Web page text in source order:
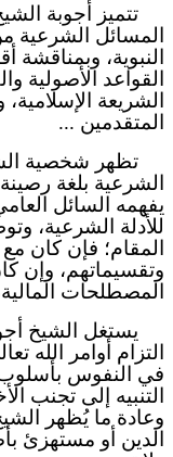
تتميز أجوبة
المسائل الشرعية
النبوية، وبمناقشة
القواعد الأصولية
الشريعة الإسلامية،
المتقدمين ...
تظهر شخصية
الشرعية بلغة
يفهمه السائل
للأدلة
المقام؛ فإن كان
وتقسيماتهم، وإن
المصطلحات
يستغل الشيخ
التزام أوامر الله
في النفوس بأسلوب
التنبيه إلى تجنب
وعادة ما يُظهر
الدين أو مستهزئ